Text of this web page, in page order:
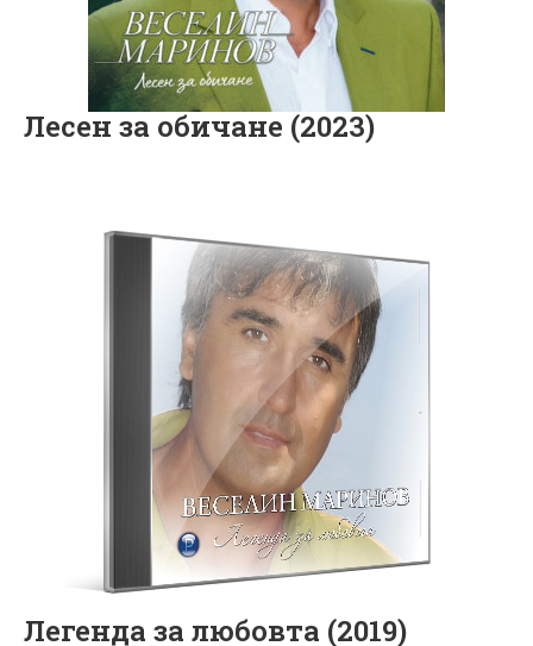
Лесен за обичане (2023)
Легенда за любовта (2019)